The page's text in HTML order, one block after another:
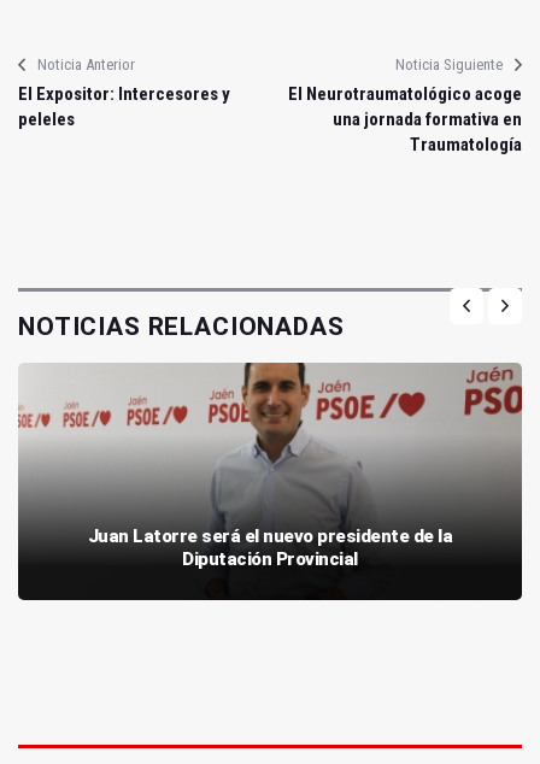
Noticia Anterior
El Expositor: Intercesores y
peleles
Noticia Siguiente
El Neurotraumatológico acoge
una jornada formativa en
Traumatología
NOTICIAS RELACIONADAS
Juan Latorre será el nuevo presidente de la
Diputación Provincial